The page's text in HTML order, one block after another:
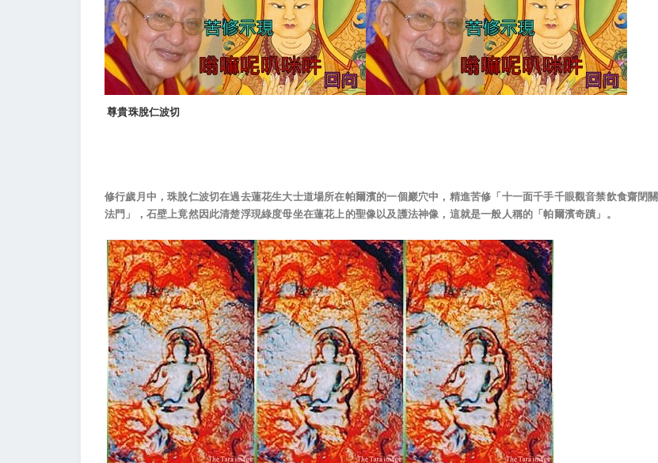
尊貴珠脫仁波切
修行歲月中，珠脫仁波切在過去蓮花生大士道場所在帕爾濱的一個巖穴中，精進苦修「十一面千手千眼觀音禁飲食齋閉關
法門」，石壁上竟然因此清楚浮現綠度母坐在蓮花上的聖像以及護法神像，這就是一般人稱的「帕爾濱奇蹟」。